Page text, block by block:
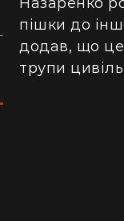
пішки до
додав, що
трупи